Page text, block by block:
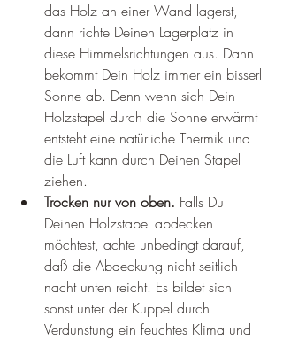
das Holz an einer Wand lagerst,
dann richte Deinen Lagerplatz in
diese Himmelsrichtungen aus. Dann
bekommt Dein Holz immer ein bisserl
Sonne ab. Denn wenn sich Dein
Holzstapel durch die Sonne erwärmt
entsteht eine natürliche Thermik und
die Luft kann durch Deinen Stapel
ziehen.
Trocken nur von oben. Falls Du
Deinen Holzstapel abdecken
möchtest, achte unbedingt darauf,
daß die Abdeckung nicht seitlich
nacht unten reicht. Es bildet sich
sonst unter der Kuppel durch
Verdunstung ein feuchtes Klima und